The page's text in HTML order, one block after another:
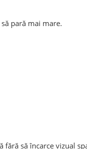
pară mai mare.
fără să încarce vizual